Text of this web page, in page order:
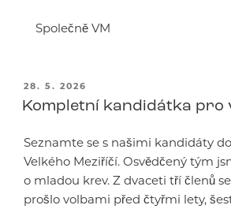
Společně VM
PUBLIKOVÁNO
28. 5. 2026
Kompletní kandidátka pro
Seznamte se s našimi kandidáty
Velkého Meziříčí. Osvědčený tým
o mladou krev. Z dvaceti tří členů
prošlo volbami před čtyřmi lety,